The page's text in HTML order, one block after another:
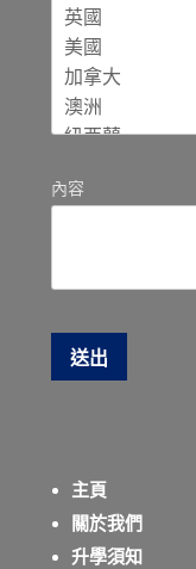
內容
主頁
關於我們
升學須知